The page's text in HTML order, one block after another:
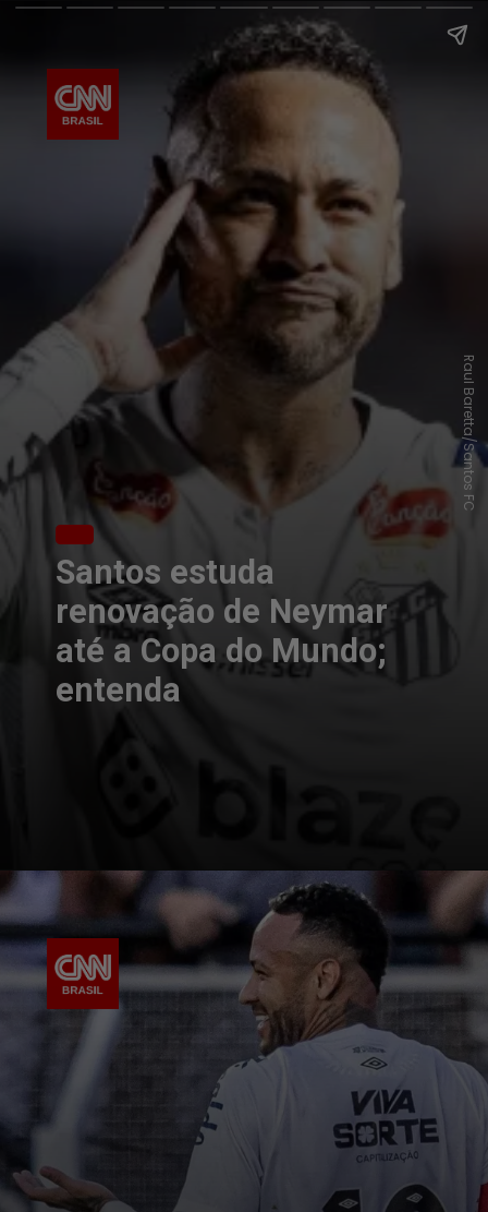
Santos estuda
renovação de Neymar
até a Copa do Mundo;
entenda
Raul Baretta/Santos FC